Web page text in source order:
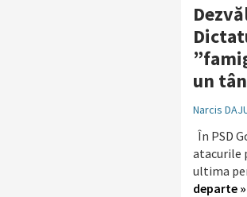
un
Narcis
În PSD
atacurile
ultima
departe »